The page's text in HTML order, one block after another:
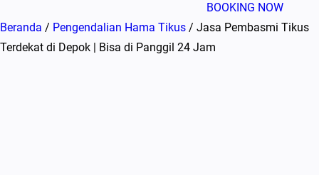
BOOKING NOW
Beranda / Pengendalian Hama Tikus / Jasa Pembasmi Tikus
Terdekat di Depok | Bisa di Panggil 24 Jam